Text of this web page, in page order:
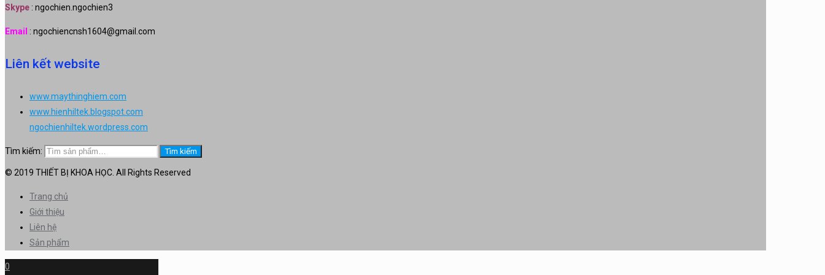
Skype : ngochien.ngochien3
Email : ngochiencnsh1604@gmail.com
Liên kết website
www.maythinghiem.com
www.hienhiltek.blogspot.com
ngochienhiltek.wordpress.com
Tìm kiếm: Tìm kiếm
© 2019 THIẾT BỊ KHOA HỌC. All Rights Reserved
Trang chủ
Giới thiệu
Liên hệ
Sản phẩm
0